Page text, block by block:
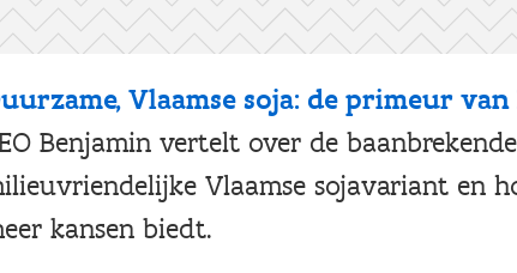
Vlaamse soja: de primeur
Benjamin vertelt over de
Vlaamse sojavariant en
kansen biedt.